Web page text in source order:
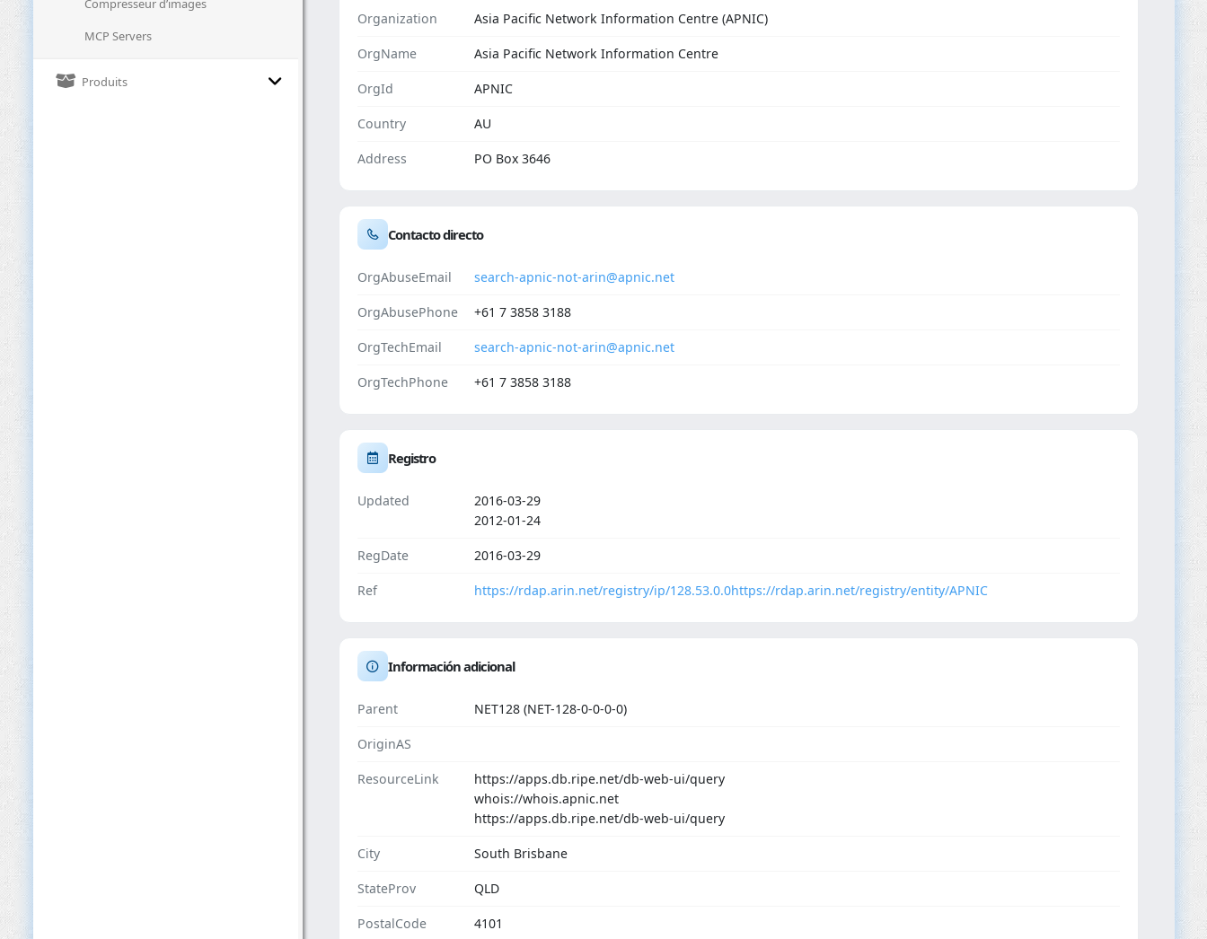
Compresseur d’images
MCP Servers
Produits
Organization Asia Pacific Network Information Centre (APNIC)
OrgName Asia Pacific Network Information Centre
OrgId APNIC
Country AU
Address PO Box 3646
Contacto directo
OrgAbuseEmail search-apnic-not-arin@apnic.net
OrgAbusePhone +61 7 3858 3188
OrgTechEmail search-apnic-not-arin@apnic.net
OrgTechPhone +61 7 3858 3188
Registro
Updated
2016-03-29
2012-01-24
RegDate 2016-03-29
Ref https://rdap.arin.net/registry/ip/128.53.0.0https://rdap.arin.net/registry/entity/APNIC
Información adicional
Parent NET128 (NET-128-0-0-0-0)
OriginAS
ResourceLink
https://apps.db.ripe.net/db-web-ui/query
whois://whois.apnic.net
https://apps.db.ripe.net/db-web-ui/query
City South Brisbane
StateProv QLD
PostalCode 4101